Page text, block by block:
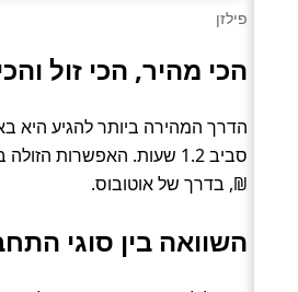
פילזן
הכי מהיר, הכי זול
הדרך המהירה ביותר להגיע היא
₪, בדרך של אוטובוס.
השוואה בין סוגי